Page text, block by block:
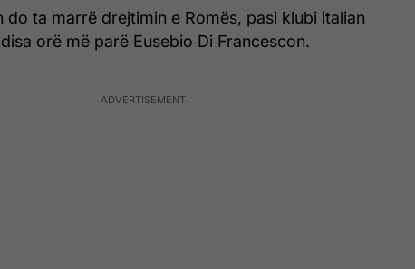
do ta marrë drejtimin e Romës, pasi klubi italian
orë më parë Eusebio Di Francescon.